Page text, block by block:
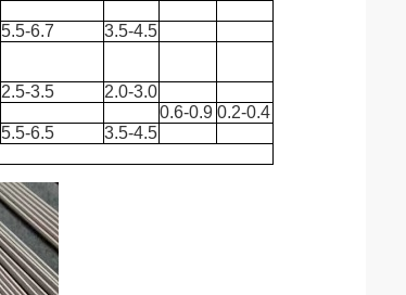
5.5-6.7
3.5-4.5
2.5-3.5
2.0-3.0
0.6-0.9 0.2-0.4
5.5-6.5
3.5-4.5